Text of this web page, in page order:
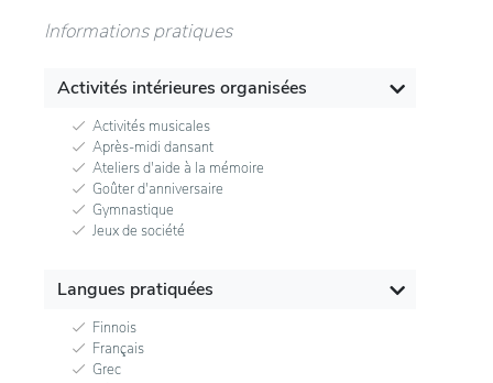
Informations pratiques
Activités intérieures organisées
Activités musicales
Après-midi dansant
Ateliers d'aide à la mémoire
Goûter d'anniversaire
Gymnastique
Jeux de société
Langues pratiquées
Finnois
Français
Grec